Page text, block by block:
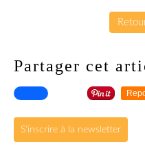
Partager cet
S'inscrire à la newsletter